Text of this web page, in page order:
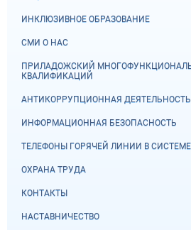
ИНКЛЮЗИВНОЕ ОБРАЗОВАНИЕ
СМИ О НАС
ПРИЛАДОЖСКИЙ
КВАЛИФИКАЦИЙ
АНТИКОРРУПЦИОННАЯ ДЕЯТЕЛЬНОСТЬ
ИНФОРМАЦИОННАЯ БЕЗОПАСНОСТЬ
ТЕЛЕФОНЫ ГОРЯЧЕЙ ЛИНИИ В
ОХРАНА ТРУДА
КОНТАКТЫ
НАСТАВНИЧЕСТВО